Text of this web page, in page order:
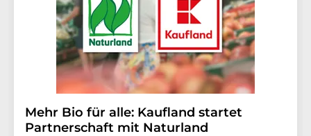
Mehr Bio für alle: Kaufland startet
Partnerschaft mit Naturland